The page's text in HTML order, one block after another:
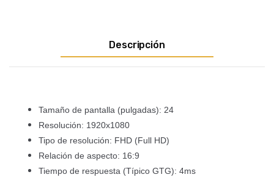
Descripción
Tamaño de pantalla (pulgadas): 24
Resolución: 1920x1080
Tipo de resolución: FHD (Full HD)
Relación de aspecto: 16:9
Tiempo de respuesta (Típico GTG): 4ms